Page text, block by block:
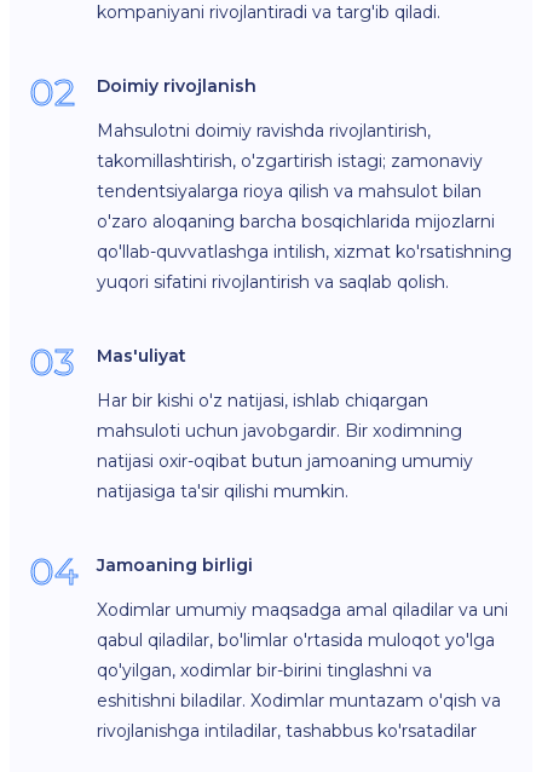
kompaniyani rivojlantiradi va targ'ib qiladi.
02 Doimiy rivojlanish
Mahsulotni doimiy ravishda rivojlantirish,
takomillashtirish, o'zgartirish istagi; zamonaviy
tendentsiyalarga rioya qilish va mahsulot bilan
o'zaro aloqaning barcha bosqichlarida mijozlarni
qo'llab-quvvatlashga intilish, xizmat ko'rsatishning
yuqori sifatini rivojlantirish va saqlab qolish.
03 Mas'uliyat
Har bir kishi o'z natijasi, ishlab chiqargan
mahsuloti uchun javobgardir. Bir xodimning
natijasi oxir-oqibat butun jamoaning umumiy
natijasiga ta'sir qilishi mumkin.
04 Jamoaning birligi
Xodimlar umumiy maqsadga amal qiladilar va uni
qabul qiladilar, bo'limlar o'rtasida muloqot yo'lga
qo'yilgan, xodimlar bir-birini tinglashni va
eshitishni biladilar. Xodimlar muntazam o'qish va
rivojlanishga intiladilar, tashabbus ko'rsatadilar